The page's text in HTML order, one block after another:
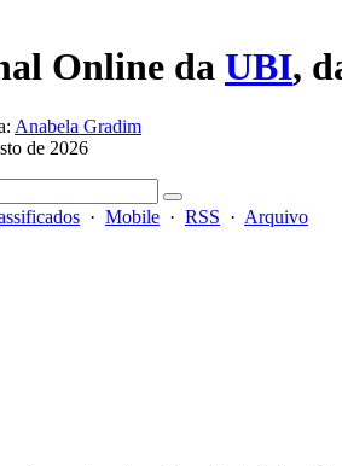
Online da UBI,
Anabela Gradim
de 2026
· Mobile · RSS · Arquivo